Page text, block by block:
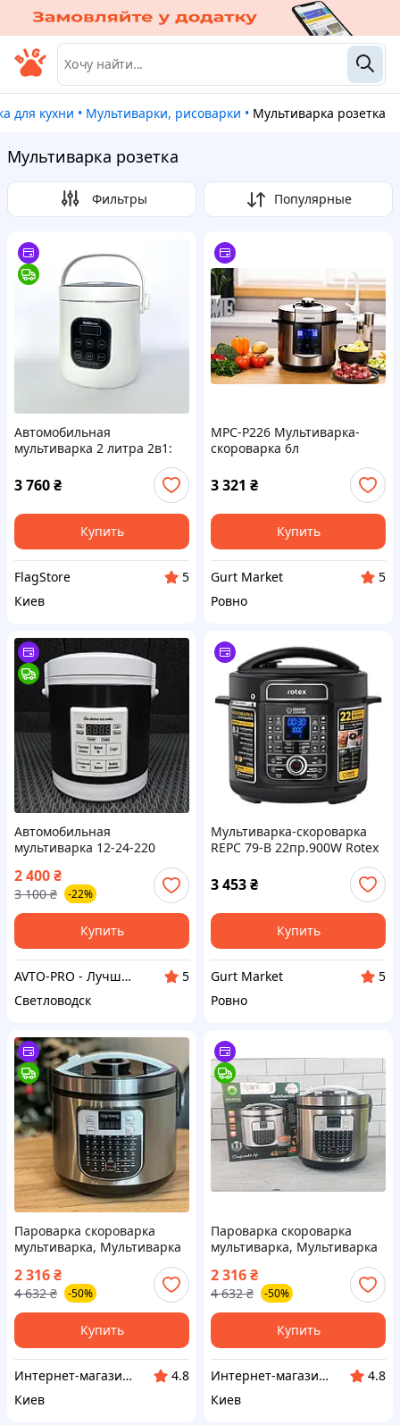
для кухни • Мультиварки, рисоварки • Мультиварка розетка
Мультиварка розетка
Фильтры Популярные
Автомобильная
мультиварка 2 литра 2в1:
легкового автомобиля,
машины и 220В для
сетевой розетки
3 760₴
Купить
FlagStore
5
Киев
MPC-P226 Мультиварка-
скороварка 6л
22программы 900Вт Ardesto
3 321 ₴
Купить
Gurt Market
5
Ровно
Автомобильная
мультиварка 12-24-220
машину и фуру от
прикуривателя и розетки
2 400₴
3 100 ₴ -22%
Купить
AVTO-PRO - Лучший интернет-магазин автомобильных мультиварок, чайников и других аксессуаров
5
Cветловодск
Мультиварка-скороварка
REPC 79-B 22пр.900W Rotex
3 453₴
Купить
Gurt Market
5
Ровно
Пароварка скороварка
мультиварка, Мультиварка
на розетке, Мультиварка
скороварка на розетк
Доставка по Украине
2 316₴
4 632 ₴ -50%
Купить
Интернет-магазин "Little Sam"
4.8
Киев
Пароварка скороварка
мультиварка, Мультиварка
на розетке, Мультиварка
скороварка на розетке,
Готово к отправке
2 316₴
4 632 ₴ -50%
Купить
Интернет-магазин "АТМ"
4.8
Киев